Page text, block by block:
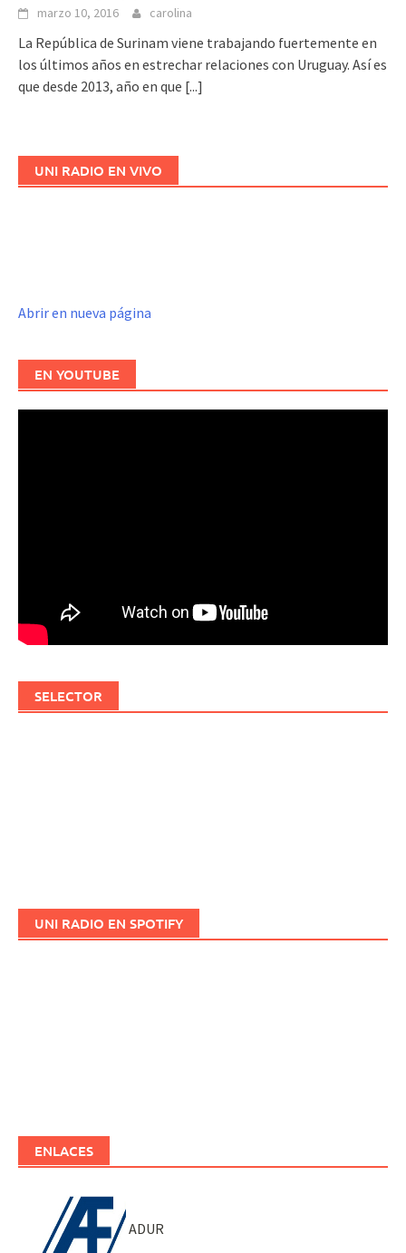
marzo 10, 2016 carolina
La República de Surinam viene trabajando fuertemente en
los últimos años en estrechar relaciones con Uruguay. Así es
que desde 2013, año en que [...]
UNI RADIO EN VIVO
Abrir en nueva página
EN YOUTUBE
SELECTOR
UNI RADIO EN SPOTIFY
ENLACES
ADUR